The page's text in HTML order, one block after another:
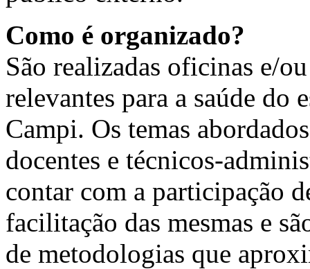
Como é organizado?
São realizadas oficinas e/
relevantes para a saúde do
Campi. Os temas
docentes e técnicos-
contar com a participação
facilitação das mesmas e
de metodologias que